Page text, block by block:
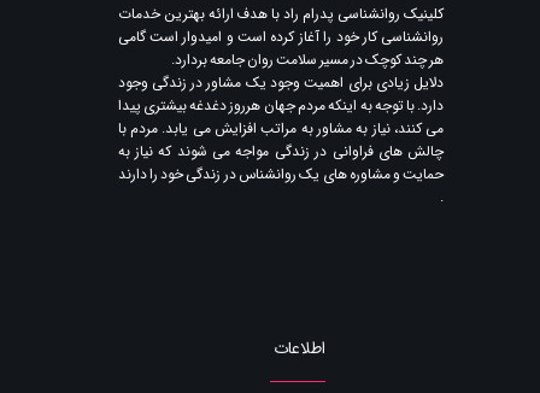
​کلینیک روانشناسی پدرام راد با هدف ارائه بهترین خدمات
روانشناسی کار خود را آغاز کرده است و امیدوار است گامی
هر چند کوچک در مسیر سلامت روان جامعه بردارد.
دلایل زیادی برای اهمیت وجود یک مشاور در زندگی وجود
دارد. با توجه به اینکه مردم جهان هرروز دغدغه بیشتری پیدا
می کنند​​​​​​​، نیاز به مشاور به مراتب افزایش می یابد. مردم با
چالش های فراوانی در زندگی مواجه می شوند که نیاز به
حمایت و مشاوره های یک روانشناس در زندگی خود را دارند​​​​​​​
.
اطلاعات